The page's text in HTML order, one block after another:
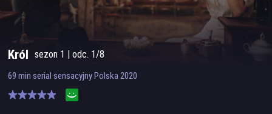
Król sezon 1 | odc. 1/8
69 min serial sensacyjnyPolska2020